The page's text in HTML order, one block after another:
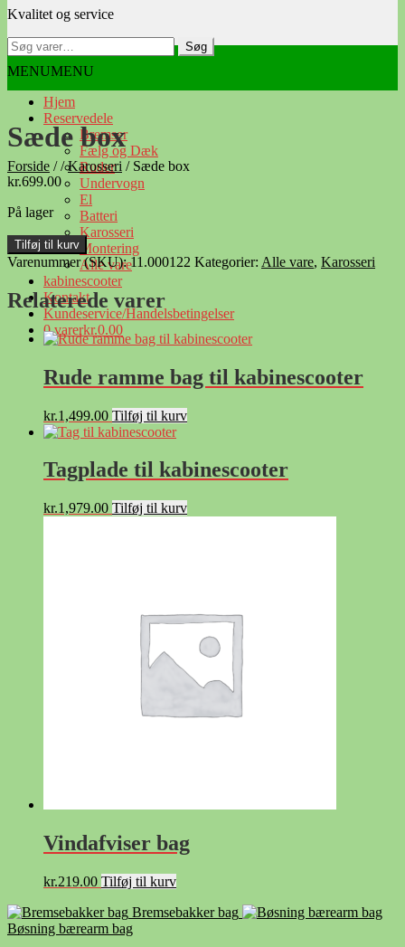
navigation
indhold
Kvalitet og service
Søg
efter:
Søg
MENUMENU
Hjem
Reservedele
Bremser
Fælg og Dæk
Ruder
Undervogn
El
Batteri
Karosseri
Montering
Alle vare
kabinescooter
Kontakt
Kundeservice/Handelsbetingelser
0 varerkr.0.00
Forside //Karosseri / Sæde box
Sæde box
kr.699.00
På lager
Sæde
box
Tilføj til kurv
Varenummer (SKU):11.000122 Kategorier: Alle vare, Karosseri
Relaterede varer
Rude ramme bag til kabinescooter
kr.1,499.00 Tilføj til kurv
Tagplade til kabinescooter
kr.1,979.00 Tilføj til kurv
Vindafviser bag
kr.219.00 Tilføj til kurv
Bremsebakker bag
Bøsning bærearm bag